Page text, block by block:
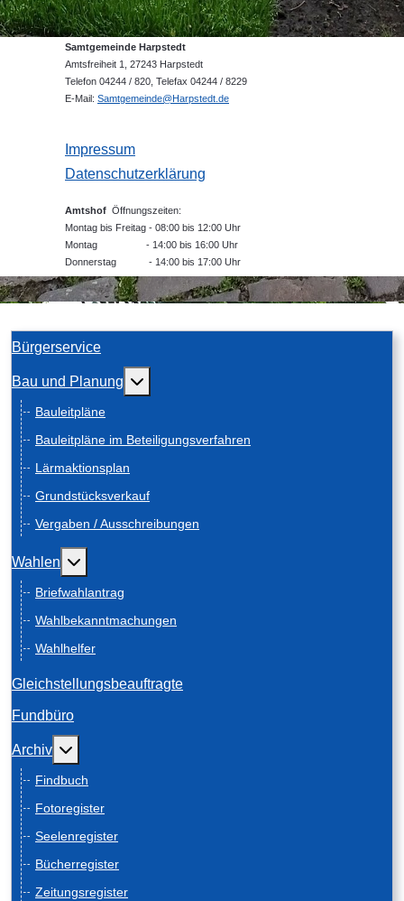
Samtgemeinde Harpstedt
Amtsfreiheit 1, 27243 Harpstedt
Telefon 04244 / 820, Telefax 04244 / 8229
E-Mail: Samtgemeinde@Harpstedt.de
Impressum
Datenschutzerklärung
Amtshof Öffnungszeiten:
Montag bis Freitag - 08:00 bis 12:00 Uhr
Montag - 14:00 bis 16:00 Uhr
Donnerstag - 14:00 bis 17:00 Uhr
Bürgerservice
Bau und Planung Weitere Informationen: Bau und Planung
Bauleitpläne
Bauleitpläne im Beteiligungsverfahren
Lärmaktionsplan
Grundstücksverkauf
Vergaben / Ausschreibungen
Wahlen Weitere Informationen: Wahlen
Briefwahlantrag
Wahlbekanntmachungen
Wahlhelfer
Gleichstellungsbeauftragte
Fundbüro
Archiv Weitere Informationen: Archiv
Findbuch
Fotoregister
Seelenregister
Bücherregister
Zeitungsregister